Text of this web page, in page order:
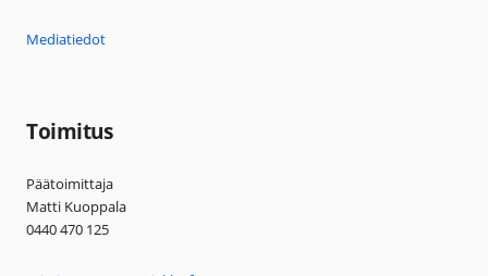
Mediatiedot
Toimitus
Päätoimittaja
Matti Kuoppala
0440 470 125